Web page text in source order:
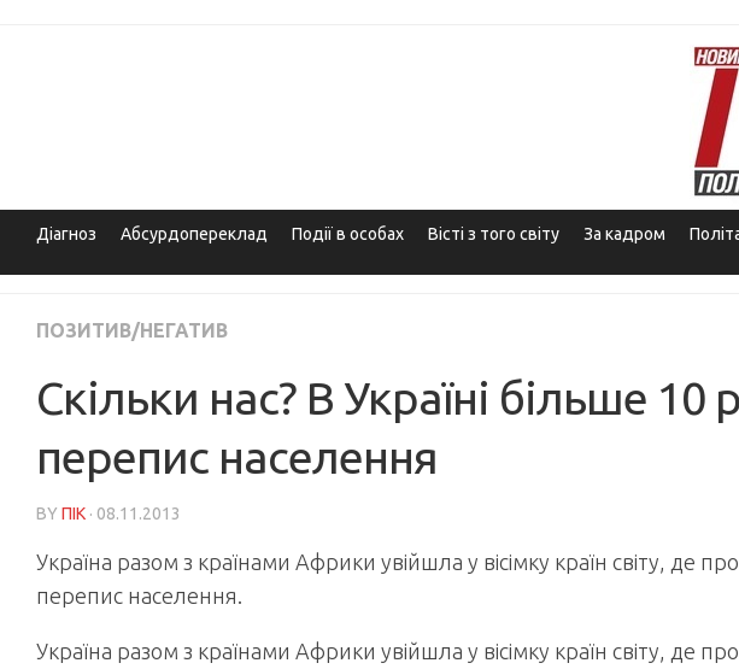
Діагноз Абсурдопереклад Події в особах Вісті з того світу За кадром
ПОЗИТИВ/НЕГАТИВ
Скільки нас? В Україні більше
перепис населення
BY ПІК · 08.11.2013
Україна разом з країнами Африки увійшла у вісімку країн світу, де
перепис населення.
Україна разом з країнами Африки увійшла у вісімку країн світу, де